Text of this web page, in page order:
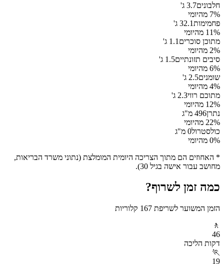
חלבונים3.7 ג'
7% מהיומי
פחמימות32.1 ג'
11% מהיומי
מתוכן סוכרים 1.1 ג'
2% מהיומי
סיבים תזונתיים1.5 ג'
6% מהיומי
שומנים2.5 ג'
4% מהיומי
מתוכם רווי2.3 ג'
12% מהיומי
נתרן496 מ"ג
22% מהיומי
כולסטרול0 מ"ג
0% מהיומי
* האחוזים הם מתוך הצריכה היומית המומלצת (נתוני משרד הבריאות,
מחושב עבור אישה בגיל 30).
כמה זמן לשרוף?
הזמן המשוער לשריפת 167 קלוריות
🚶
46
דקות הליכה
🏃
19